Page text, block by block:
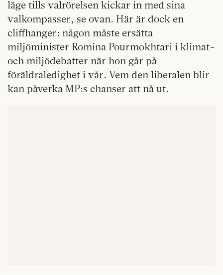
läge tills valrörelsen kickar in med sina
valkompasser, se ovan. Här är dock en
cliffhanger: någon måste ersätta
miljöminister Romina Pourmokhtari i klimat-
och miljödebatter när hon går på
föräldraledighet i vår. Vem den liberalen blir
kan påverka MP:s chanser att nå ut.